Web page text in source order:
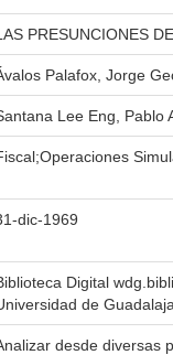
PRESUNCIONES
Palafox, Jorge
Lee Eng, Pablo
dic-1969
Digital
de
desde diversas